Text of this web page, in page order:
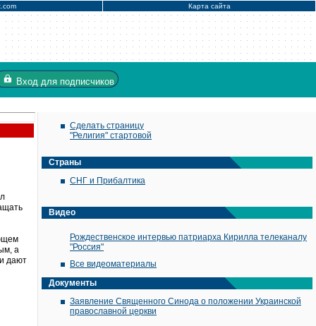
Карта сайта
Вход для подписчиков
а
дают
Сделать страницу
"Религия" стартовой
Страны
СНГ и Прибалтика
Видео
Рождественское интервью патриарха Кирилла телеканалу
"Россия"
Все видеоматериалы
Документы
Заявление Священного Синода о положении Украинской
православной церкви